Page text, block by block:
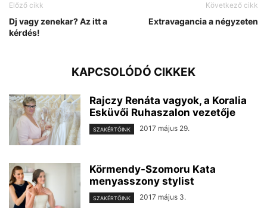
Előző cikk
Dj vagy zenekar? Az itt a
kérdés!
Következő cikk
Extravagancia a négyzeten
KAPCSOLÓDÓ CIKKEK
Rajczy Renáta vagyok, a Koralia
Esküvői Ruhaszalon vezetője
SZAKÉRTŐINK 2017 május 29.
Körmendy-Szomoru Kata
menyasszony stylist
SZAKÉRTŐINK 2017 május 3.